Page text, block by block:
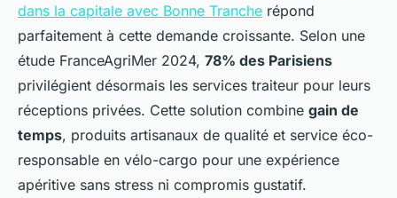
dans la capitale avec Bonne Tranche répond
parfaitement à cette demande croissante. Selon une
étude FranceAgriMer 2024, 78% des Parisiens
privilégient désormais les services traiteur pour leurs
réceptions privées. Cette solution combine gain de
temps, produits artisanaux de qualité et service éco-
responsable en vélo-cargo pour une expérience
apéritive sans stress ni compromis gustatif.